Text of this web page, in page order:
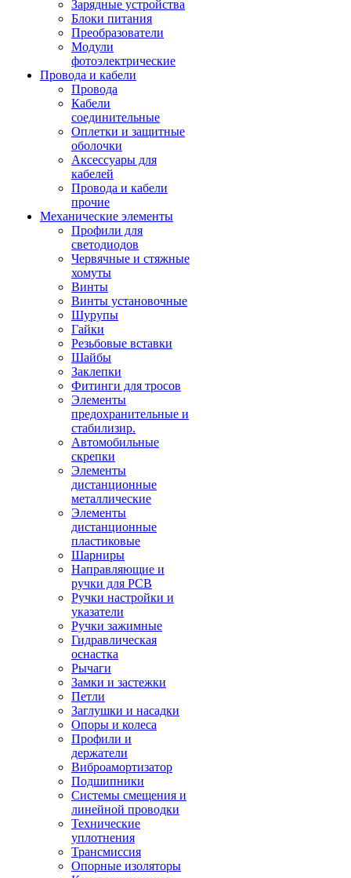
Зарядные устройства
Блоки питания
Преобразователи
Модули
фотоэлектрические
Провода и кабели
Провода
Кабели
соединительные
Оплетки и защитные
оболочки
Аксессуары для
кабелей
Провода и кабели
прочие
Механические элементы
Профили для
светодиодов
Червячные и стяжные
хомуты
Винты
Винты установочные
Шурупы
Гайки
Резьбовые вставки
Шайбы
Заклепки
Фитинги для тросов
Элементы
предохранительные и
стабилизир.
Автомобильные
скрепки
Элементы
дистанционные
металлические
Элементы
дистанционные
пластиковые
Шарниры
Направляющие и
ручки для PCB
Ручки настройки и
указатели
Ручки зажимные
Гидравлическая
оснастка
Рычаги
Замки и застежки
Петли
Заглушки и насадки
Опоры и колеса
Профили и
держатели
Виброамортизатор
Подшипники
Системы смещения и
линейной проводки
Технические
уплотнения
Трансмиссия
Опорные изоляторы